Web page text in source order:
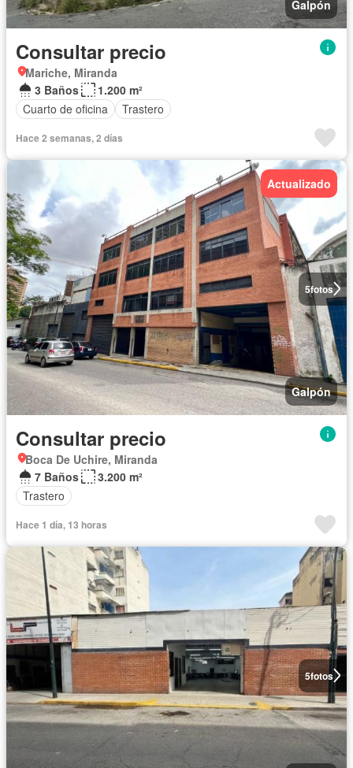
Galpón
Consultar precio
Mariche, Miranda
3 Baños
1.200 m²
Cuarto de oficina
Trastero
Hace 2 semanas, 2 días
5fotos
Actualizado
Galpón
Consultar precio
Boca De Uchire, Miranda
7 Baños
3.200 m²
Trastero
Hace 1 día, 13 horas
5fotos